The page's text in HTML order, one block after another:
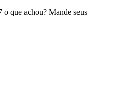
que achou? Mande seus